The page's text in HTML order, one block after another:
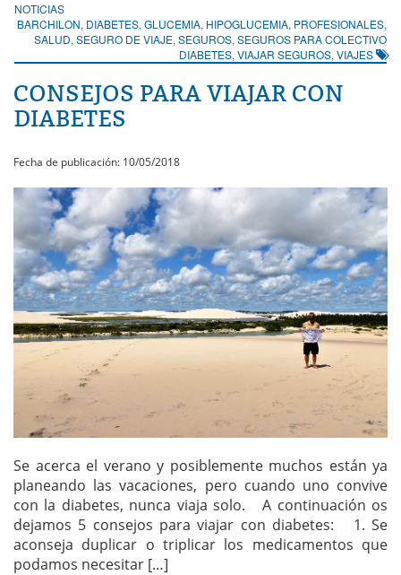
NOTICIAS
BARCHILON, DIABETES,GLUCEMIA, HIPOGLUCEMIA, PROFESIONALES,
SALUD,SEGURO DE VIAJE,SEGUROS,SEGUROS PARA COLECTIVO
DIABETES,VIAJAR SEGUROS,VIAJES
CONSEJOS PARA VIAJAR CON
DIABETES
Fecha de publicación: 10/05/2018
Se acerca el verano y posiblemente muchos están ya
planeando las vacaciones, pero cuando uno convive
con la diabetes, nunca viaja solo. A continuación os
dejamos 5 consejos para viajar con diabetes: 1. Se
aconseja duplicar o triplicar los medicamentos que
podamos necesitar […]